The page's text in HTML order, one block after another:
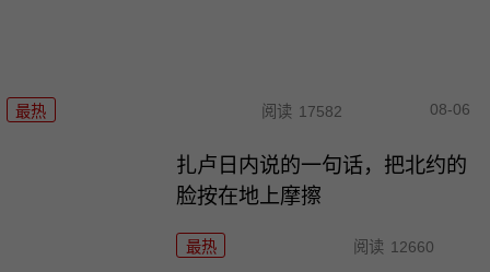
最热 阅读 17582 08-06
扎卢日内说的一句话，把北约的
脸按在地上摩擦
最热 阅读 12660